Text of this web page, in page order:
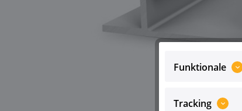
Funktionale
Tracking